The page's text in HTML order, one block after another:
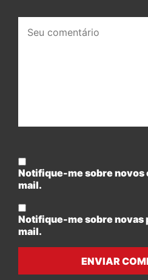
comentário:
Notifique-me sobre novos
mail.
Notifique-me sobre novas
mail.
ENVIAR